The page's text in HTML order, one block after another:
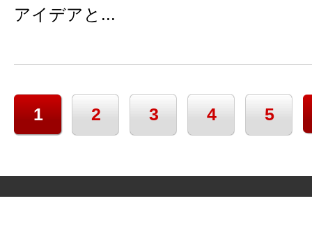
アイデアと...
1 2 3 4 5